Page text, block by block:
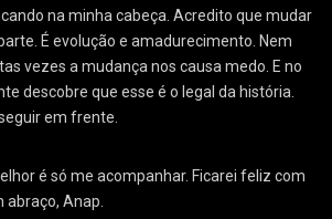
na minha cabeça. Acredito que mudar
É evolução e amadurecimento. Nem
vezes a mudança nos causa medo. E no
descobre que esse é o legal da história.
em frente.
é só me acompanhar. Ficarei feliz com
abraço, Anap.